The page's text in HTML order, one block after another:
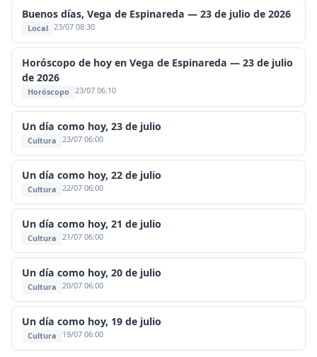
Buenos días, Vega de Espinareda — 23 de julio de 2026
Local 23/07 08:30
Horóscopo de hoy en Vega de Espinareda — 23 de julio
de 2026
Horóscopo 23/07 06:10
Un día como hoy, 23 de julio
Cultura 23/07 06:00
Un día como hoy, 22 de julio
Cultura 22/07 06:00
Un día como hoy, 21 de julio
Cultura 21/07 06:00
Un día como hoy, 20 de julio
Cultura 20/07 06:00
Un día como hoy, 19 de julio
Cultura 19/07 06:00